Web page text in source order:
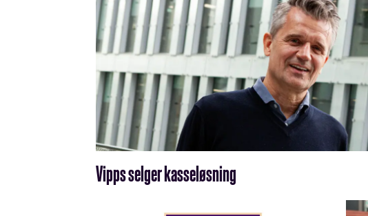
Vipps selger kasseløsning